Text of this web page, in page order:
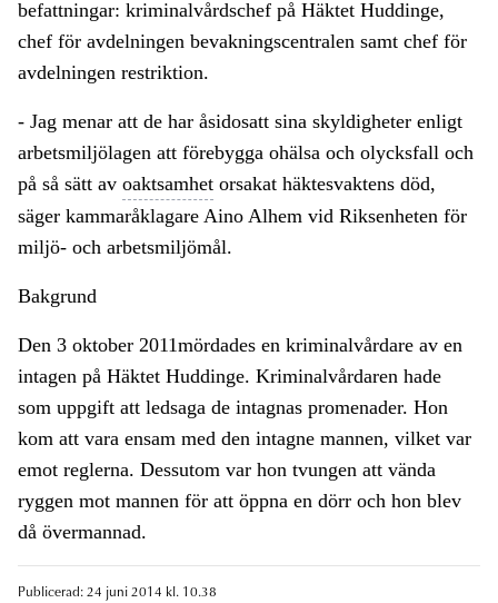
befattningar: kriminalvårdschef på Häktet Huddinge,
chef för avdelningen bevakningscentralen samt chef för
avdelningen restriktion.
- Jag menar att de har åsidosatt sina skyldigheter enligt
arbetsmiljölagen att förebygga ohälsa och olycksfall och
på så sätt av oaktsamhet orsakat häktesvaktens död,
säger kammaråklagare Aino Alhem vid Riksenheten för
miljö- och arbetsmiljömål.
Bakgrund
Den 3 oktober 2011mördades en kriminalvårdare av en
intagen på Häktet Huddinge. Kriminalvårdaren hade
som uppgift att ledsaga de intagnas promenader. Hon
kom att vara ensam med den intagne mannen, vilket var
emot reglerna. Dessutom var hon tvungen att vända
ryggen mot mannen för att öppna en dörr och hon blev
då övermannad.
Publicerad: 24 juni 2014 kl. 10.38